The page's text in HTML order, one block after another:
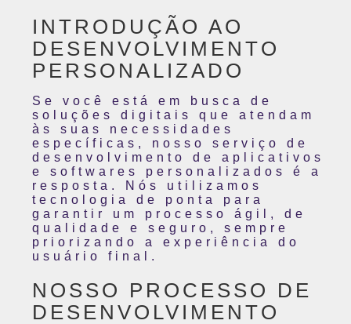
INTRODUÇÃO AO
DESENVOLVIMENTO
PERSONALIZADO
Se você está em busca de
soluções digitais que atendam
às suas necessidades
específicas, nosso serviço de
desenvolvimento de aplicativos
e softwares personalizados é a
resposta. Nós utilizamos
tecnologia de ponta para
garantir um processo ágil, de
qualidade e seguro, sempre
priorizando a experiência do
usuário final.
NOSSO PROCESSO DE
DESENVOLVIMENTO